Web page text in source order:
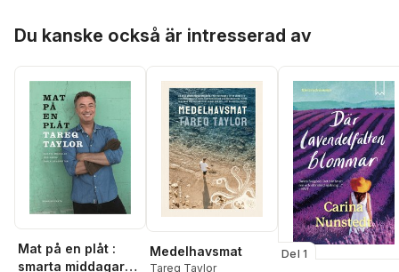
Du kanske också är intresserad av
Mat på en plåt :
smarta middagar
Medelhavsmat
Tareq Taylor
Del 1